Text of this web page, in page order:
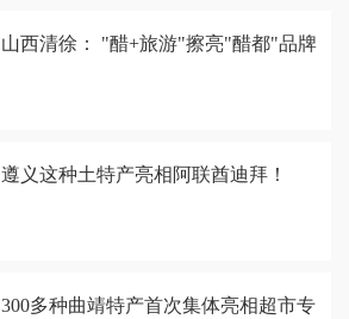
山西清徐： "醋+旅游"擦亮"醋都"品牌
遵义这种土特产亮相阿联酋迪拜！
300多种曲靖特产首次集体亮相超市专